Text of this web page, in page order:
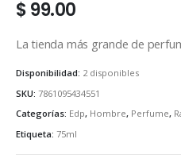
$99.00
La tienda más grande de
Disponibilidad: 2 disponibles
SKU: 7861095434551
Categorías: Edp, Hombre, Perfume,
Etiqueta: 75ml